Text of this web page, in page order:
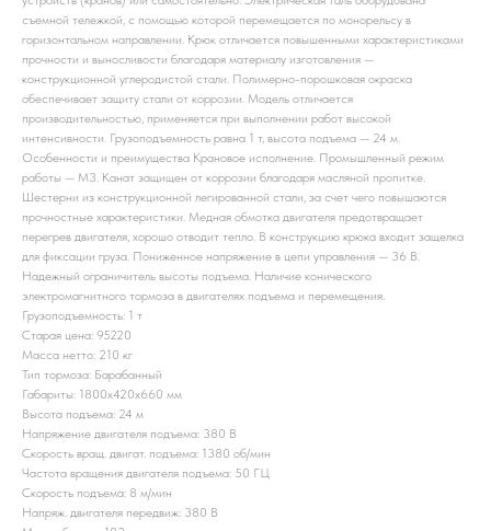
съемной тележкой, с помощью которой перемещается по монорельсу в
горизонтальном направлении. Крюк отличается повышенными характеристиками
прочности и выносливости благодаря материалу изготовления —
конструкционной углеродистой стали. Полимерно-порошковая окраска
обеспечивает защиту стали от коррозии. Модель отличается
производительностью, применяется при выполнении работ высокой
интенсивности. Грузоподъемность равна 1 т, высота подъема — 24 м.
Особенности и преимущества Крановое исполнение. Промышленный режим
работы — М3. Канат защищен от коррозии благодаря масляной пропитке.
Шестерни из конструкционной легированной стали, за счет чего повышаются
прочностные характеристики. Медная обмотка двигателя предотвращает
перегрев двигателя, хорошо отводит тепло. В конструкцию крюка входит защелка
для фиксации груза. Пониженное напряжение в цепи управления — 36 B.
Надежный ограничитель высоты подъема. Наличие конического
электромагнитного тормоза в двигателях подъема и перемещения.
Грузоподъемность: 1 т
Старая цена: 95220
Масса нетто: 210 кг
Тип тормоза: Барабанный
Габариты: 1800x420x660 мм
Высота подъема: 24 м
Напряжение двигателя подъема: 380 В
Скорость вращ. двигат. подъема: 1380 об/мин
Частота вращения двигателя подъема: 50 ГЦ
Скорость подъема: 8 м/мин
Напряж. двигателя передвиж: 380 В